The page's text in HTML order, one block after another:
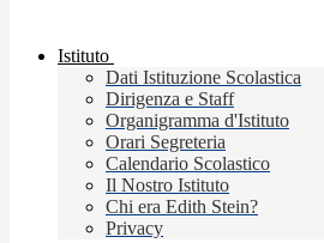
Istituto
Dati Istituzione Scolastica
Dirigenza e Staff
Organigramma d'Istituto
Orari Segreteria
Calendario Scolastico
Il Nostro Istituto
Chi era Edith Stein?
Privacy